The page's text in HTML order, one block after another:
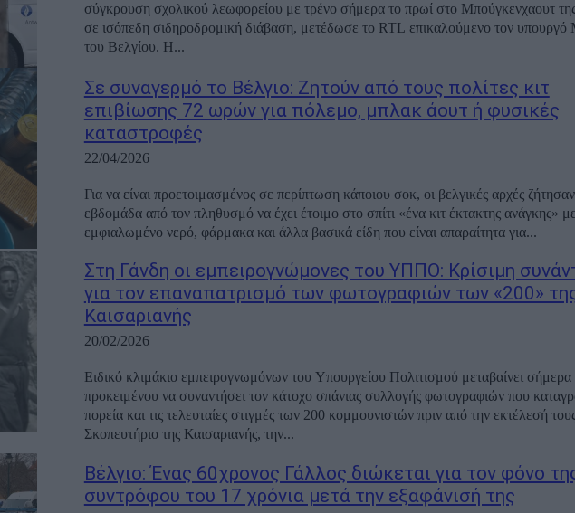
σύγκρουση σχολικού λεωφορείου με τρένο σήμερα το πρωί στο Μπούγκενχαουτ
σε ισόπεδη σιδηροδρομική διάβαση, μετέδωσε το RTL επικαλούμενο τον
του Βελγίου. Η...
Σε συναγερμό το Βέλγιο: Ζητούν από τους πολίτες κιτ
επιβίωσης 72 ωρών για πόλεμο, μπλακ άουτ ή φυσικές
καταστροφές
22/04/2026
Για να είναι προετοιμασμένος σε περίπτωση κάποιου σοκ, οι βελγικές αρχές
εβδομάδα από τον πληθυσμό να έχει έτοιμο στο σπίτι «ένα κιτ έκτακτης ανάγκης» με
εμφιαλωμένο νερό, φάρμακα και άλλα βασικά είδη που είναι απαραίτητα για...
Στη Γάνδη οι εμπειρογνώμονες του ΥΠΠΟ: Κρίσιμη
για τον επαναπατρισμό των φωτογραφιών των «200»
Καισαριανής
20/02/2026
Ειδικό κλιμάκιο εμπειρογνωμόνων του Υπουργείου Πολιτισμού μεταβαίνει
προκειμένου να συναντήσει τον κάτοχο σπάνιας συλλογής φωτογραφιών που
πορεία και τις τελευταίες στιγμές των 200 κομμουνιστών πριν από την εκτέλεσή
Σκοπευτήριο της Καισαριανής, την...
Βέλγιο: Ένας 60χρονος Γάλλος διώκεται για τον φόνο
συντρόφου του 17 χρόνια μετά την εξαφάνισή της